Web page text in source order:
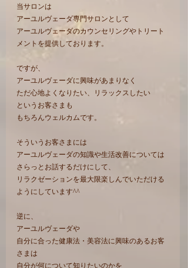
当サロンは
アーユルヴェーダ専門サロンとして
アーユルヴェーダのカウンセリングやトリート
メントを提供しております。
ですが、
アーユルヴェーダに興味があまりなく
ただ心地よくなりたい、リラックスしたい
というお客さまも
もちろんウェルカムです。
そういうお客さまには
アーユルヴェーダの知識や生活改善については
さらっとお話するだけにして、
リラクゼーションを最大限楽しんでいただける
ようにしています^^
逆に、
アーユルヴェーダや
自分に合った健康法・美容法に興味のあるお客
さまは
自分が何について知りたいのかを